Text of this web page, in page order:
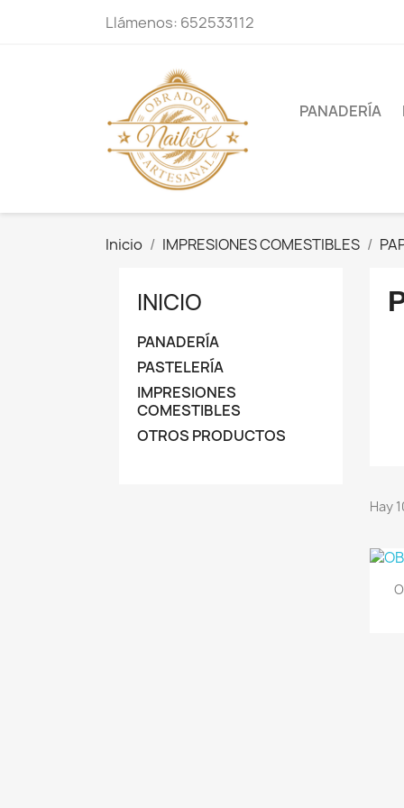
Llámenos: 652533112
PANADERÍA
Inicio IMPRESIONES COMESTIBLES
INICIO
PANADERÍA
PASTELERÍA
IMPRESIONES
COMESTIBLES
OTROS PRODUCTOS
Hay